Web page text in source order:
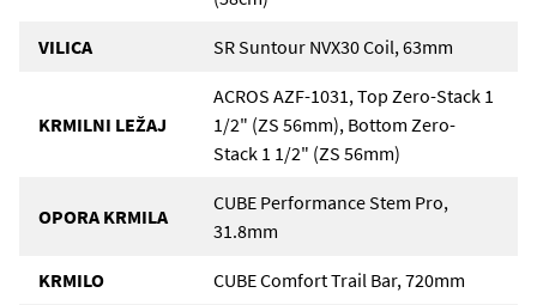
VILICA SR Suntour NVX30 Coil, 63mm
KRMILNI LEŽAJ
ACROS AZF-1031, Top Zero-Stack 1
1/2" (ZS 56mm), Bottom Zero-
Stack 1 1/2" (ZS 56mm)
OPORA KRMILA
CUBE Performance Stem Pro,
31.8mm
KRMILO CUBE Comfort Trail Bar, 720mm